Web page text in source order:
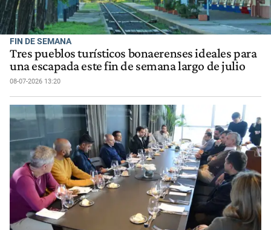
FIN DE SEMANA
Tres pueblos turísticos bonaerenses ideales para
una escapada este fin de semana largo de julio
08-07-2026 13:20